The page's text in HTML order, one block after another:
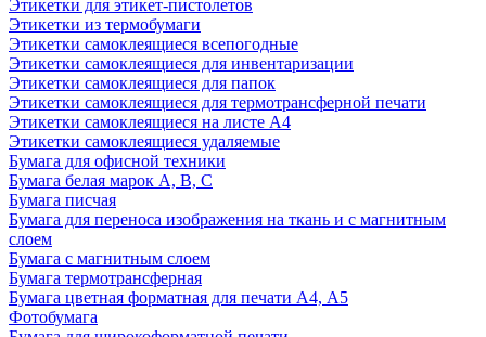
Этикетки для этикет-пистолетов
Этикетки из термобумаги
Этикетки самоклеящиеся всепогодные
Этикетки самоклеящиеся для инвентаризации
Этикетки самоклеящиеся для папок
Этикетки самоклеящиеся для термотрансферной печати
Этикетки самоклеящиеся на листе А4
Этикетки самоклеящиеся удаляемые
Бумага для офисной техники
Бумага белая марок А, В, С
Бумага писчая
Бумага для переноса изображения на ткань и с магнитным
слоем
Бумага с магнитным слоем
Бумага термотрансферная
Бумага цветная форматная для печати А4, А5
Фотобумага